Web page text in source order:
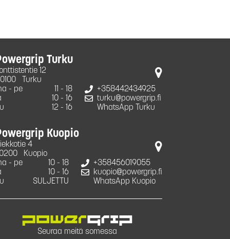
Turku
12
Turku
- pe
11 - 18
10 - 16
12 - 16
+358442434925
turku@powergrip.fi
WhatsApp Turku
Kuopio
4
Kuopio
- pe
10 - 18
10 - 16
SULJETTU
+358456019055
kuopio@powergrip.fi
WhatsApp Kuopio
Seuraa meitä somessa